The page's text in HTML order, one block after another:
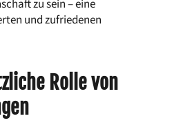
zu sein – eine
und zufriedenen
Rolle von